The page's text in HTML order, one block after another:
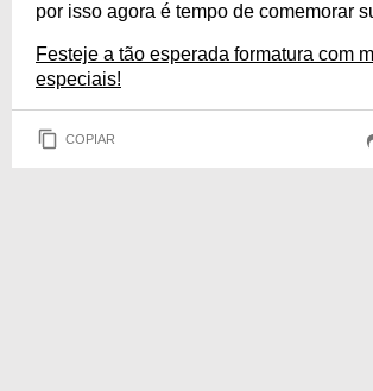
por isso agora é tempo de comemorar
Festeje a tão esperada formatura com
especiais!
COPIAR